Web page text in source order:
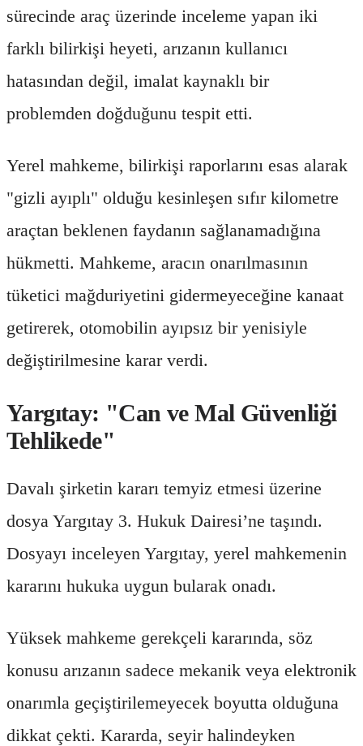
sürecinde araç üzerinde inceleme yapan iki
farklı bilirkişi heyeti, arızanın kullanıcı
hatasından değil, imalat kaynaklı bir
problemden doğduğunu tespit etti.
Yerel mahkeme, bilirkişi raporlarını esas alarak
"gizli ayıplı" olduğu kesinleşen sıfır kilometre
araçtan beklenen faydanın sağlanamadığına
hükmetti. Mahkeme, aracın onarılmasının
tüketici mağduriyetini gidermeyeceğine kanaat
getirerek, otomobilin ayıpsız bir yenisiyle
değiştirilmesine karar verdi.
Yargıtay: "Can ve Mal Güvenliği
Tehlikede"
Davalı şirketin kararı temyiz etmesi üzerine
dosya Yargıtay 3. Hukuk Dairesi’ne taşındı.
Dosyayı inceleyen Yargıtay, yerel mahkemenin
kararını hukuka uygun bularak onadı.
Yüksek mahkeme gerekçeli kararında, söz
konusu arızanın sadece mekanik veya elektronik
onarımla geçiştirilemeyecek boyutta olduğuna
dikkat çekti. Kararda, seyir halindeyken